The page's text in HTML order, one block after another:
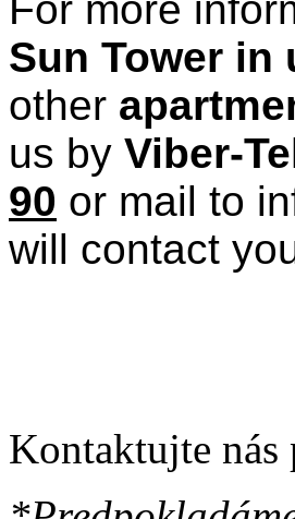
For more
Sun Tower
other
us by Viber-
90 or mail to
will contact
Kontaktujte